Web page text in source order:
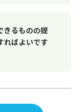
きるものの提
ればよいです